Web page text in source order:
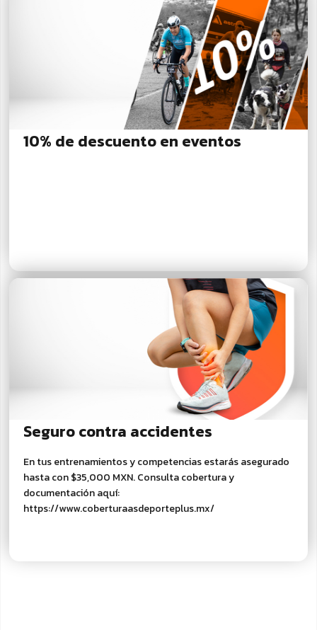
10% de descuento en eventos
Seguro contra accidentes
En tus entrenamientos y competencias estarás asegurado
hasta con $35,000 MXN. Consulta cobertura y
documentación aquí:
https://www.coberturaasdeporteplus.mx/